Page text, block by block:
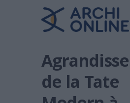
de la Tate